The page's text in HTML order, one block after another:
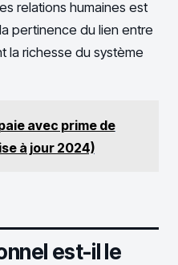
relations humaines est
pertinence du lien entre
la richesse du système
avec prime de
à jour 2024)
est-il le